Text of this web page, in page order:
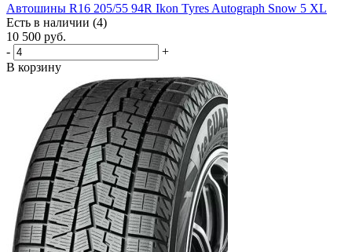
Автошины R16 205/55 94R Ikon Tyres Autograph Snow 5 XL
Есть в наличии (4)
10 500 руб.
-
+
В корзину